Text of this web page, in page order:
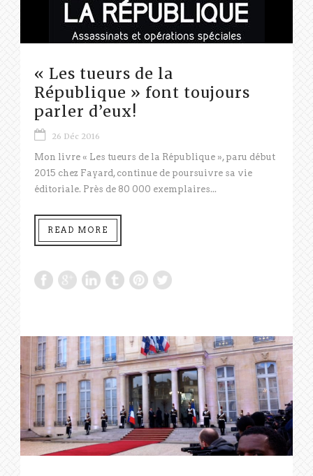
« Les tueurs de la
République » font toujours
parler d’eux!
26 Déc 2016
Mon livre « Les tueurs de la République », paru début
2015 chez Fayard, continue de poursuivre sa vie
éditoriale. Près de 80 000 exemplaires...
READ MORE